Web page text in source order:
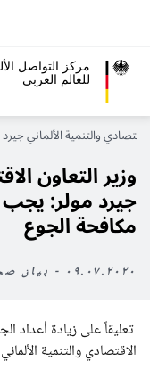
مركز التواصل
للعالم العربي
والتنمية الألماني
وزير التعاون
جيرد مولر: يجب
مكافحة الجوع
٠٩.٠٧.٢٠٢٠ - بيان صحفي
تعليقاً على زيادة أعداد
الاقتصادي والتنمية